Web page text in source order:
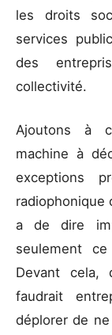
les droits
services
des
collectivité.
Ajoutons à
machine à
exceptions
radiophonique
a de dire
seulement
Devant cela,
faudrait
déplorer de